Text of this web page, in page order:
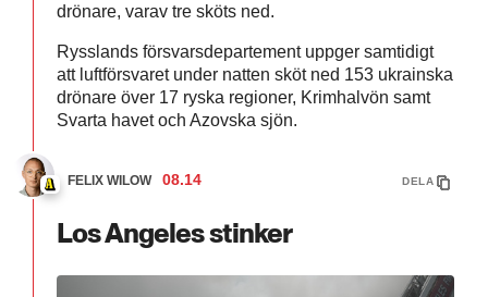
drönare, varav tre sköts ned.
Rysslands försvarsdepartement uppger samtidigt
att luftförsvaret under natten sköt ned 153 ukrainska
drönare över 17 ryska regioner, Krimhalvön samt
Svarta havet och Azovska sjön.
FELIX WILOW 08.14 DELA
Los Angeles stinker